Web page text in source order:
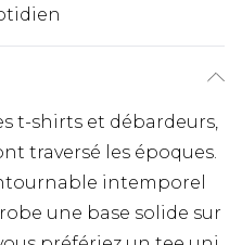
t-shirts et débardeurs,
traversé les époques.
intemporel
une base solide sur